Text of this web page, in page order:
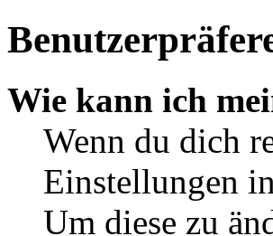
Wie kann ich
Wenn du dich
Einstellungen
Um diese zu